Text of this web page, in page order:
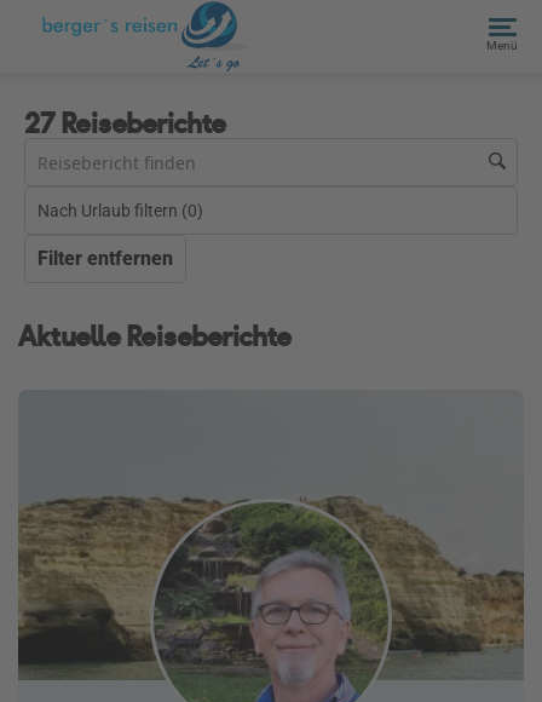
Menü
27 Reiseberichte
Nach Urlaub filtern (0)
Filter entfernen
Aktuelle Reiseberichte